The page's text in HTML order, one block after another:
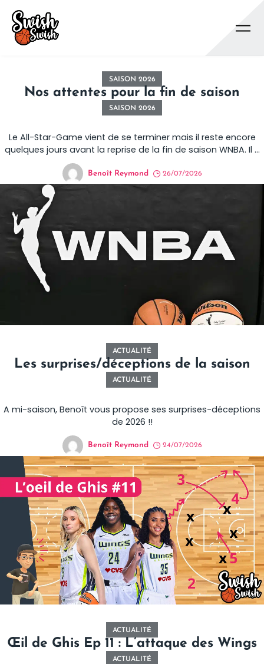
SAISON 2026
Nos attentes pour la fin de saison
SAISON 2026
Le All-Star-Game vient de se terminer mais il reste encore
quelques jours avant la reprise de la fin de saison WNBA. Il y
énormément de choses que l’on a hâte de revoir après ce
break, en voici cinq. Angel Reese créatrice numéro 1 Atlanta
ne réalise pas une mauvaise saison, loin de là, mais on […]
Benoît Reymond 26/07/2026
ACTUALITÉ
Les surprises/déceptions de la saison
ACTUALITÉ
A mi-saison, Benoît vous propose ses surprises-déceptions
de 2026 !!
Benoît Reymond 24/07/2026
ACTUALITÉ
Œil de Ghis Ep 11 : L’attaque des Wings
ACTUALITÉ